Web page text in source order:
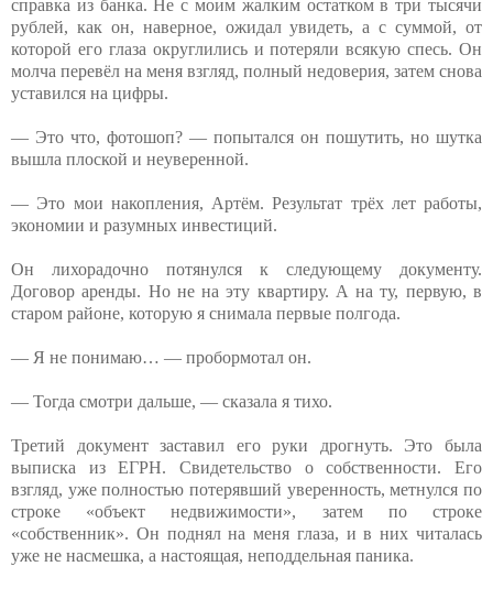
справка из банка. Не с моим жалким остатком в три тысячи
рублей, как он, наверное, ожидал увидеть, а с суммой, от
которой его глаза округлились и потеряли всякую спесь. Он
молча перевёл на меня взгляд, полный недоверия, затем снова
уставился на цифры.
— Это что, фотошоп? — попытался он пошутить, но шутка
вышла плоской и неуверенной.
— Это мои накопления, Артём. Результат трёх лет работы,
экономии и разумных инвестиций.
Он лихорадочно потянулся к следующему документу.
Договор аренды. Но не на эту квартиру. А на ту, первую, в
старом районе, которую я снимала первые полгода.
— Я не понимаю… — пробормотал он.
— Тогда смотри дальше, — сказала я тихо.
Третий документ заставил его руки дрогнуть. Это была
выписка из ЕГРН. Свидетельство о собственности. Его
взгляд, уже полностью потерявший уверенность, метнулся по
строке «объект недвижимости», затем по строке
«собственник». Он поднял на меня глаза, и в них читалась
уже не насмешка, а настоящая, неподдельная паника.